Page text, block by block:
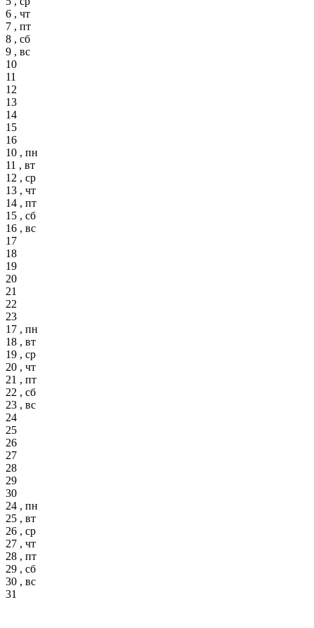
6 , чт
7 , пт
8 , сб
9 , вс
10
11
12
13
14
15
16
10 , пн
11 , вт
12 , ср
13 , чт
14 , пт
15 , сб
16 , вс
17
18
19
20
21
22
23
17 , пн
18 , вт
19 , ср
20 , чт
21 , пт
22 , сб
23 , вс
24
25
26
27
28
29
30
24 , пн
25 , вт
26 , ср
27 , чт
28 , пт
29 , сб
30 , вс
31